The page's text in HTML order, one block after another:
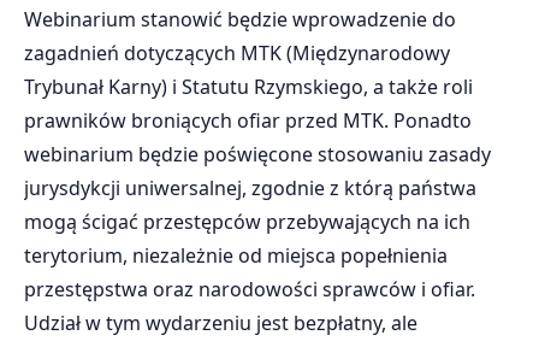
Webinarium stanowić będzie wprowadzenie do
zagadnień dotyczących MTK (Międzynarodowy
Trybunał Karny) i Statutu Rzymskiego, a także roli
prawników broniących ofiar przed MTK. Ponadto
webinarium będzie poświęcone stosowaniu zasady
jurysdykcji uniwersalnej, zgodnie z którą państwa
mogą ścigać przestępców przebywających na ich
terytorium, niezależnie od miejsca popełnienia
przestępstwa oraz narodowości sprawców i ofiar.
Udział w tym wydarzeniu jest bezpłatny, ale